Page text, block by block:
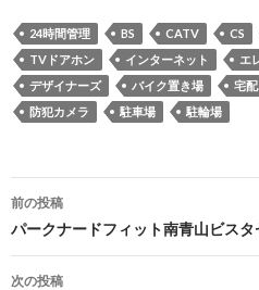
24時間管理 BS CATV CS
TVドアホン
インターネット エ
デザイナーズ
バイク置き場 宅
防犯カメラ
駐車場 駐輪場
投
稿
ナ
前の投稿
パークナードフィット南青山ビス
次の投稿